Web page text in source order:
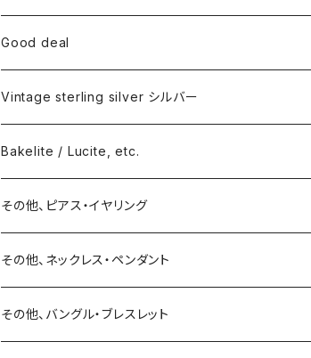
Good deal
Vintage sterling silver シルバー
ネックレス
バングル・ブレスレット
リング
15号以上
ピアス
Bakelite / Lucite, etc.
ピアス・イヤリング
リング
バングル・ブレスレット
その他、ピアス・イヤリング
ピアス
イヤリング
その他、ネックレス・ペンダント
その他、バングル・ブレスレット